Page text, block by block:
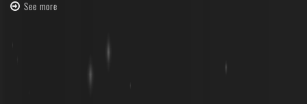
See more